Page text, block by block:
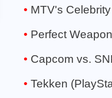
MTV's
Perfect
Capcom vs.
Tekken